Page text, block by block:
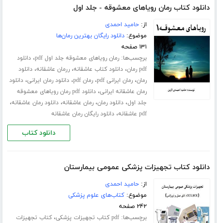
دانلود کتاب رمان رویاهای معشوقه - جلد اول
از:حامید احمدی
موضوع:دانلود رایگان بهترین رمان‌ها
۱۳۱ صفحه
برچسب‌ها:رمان رویاهای معشوقه جلد اول pdf ،دانلود
pdf رمان
،دانلود کتاب عاشقانه،ررمان عاشقانه،دانلود
رمان،رمان ایرانی pdf ،رمان pdf ،دانلود رمان ایرانی،دانلود
رمان عاشقانه ایرانی،
دانلود pdf رمان رویاهای معشوقه
جلد اول،دانلود رمان،رمان عاشقانه،دانلود رمان عاشقانه،
pdf عاشقانه ،دانلود رایگان رمان عاشقانه
دانلود کتاب
دانلود کتاب تجهیزات پزشکی عمومی بیمارستان
از:حامید احمدی
موضوع:کتاب‌های علوم پزشکی
۲۴۲ صفحه
برچسب‌ها:pdf کتاب تجهیزات پزشکی ،کتاب تجهیزات